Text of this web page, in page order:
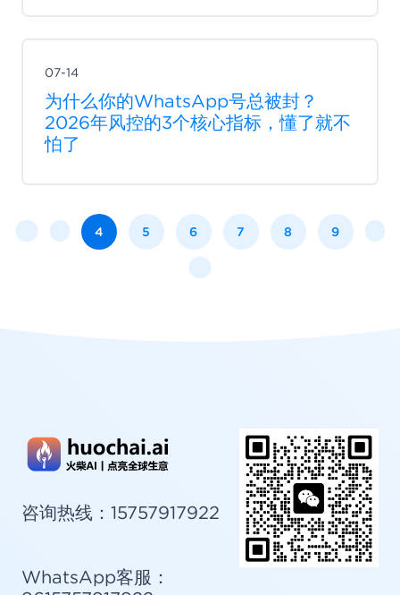
07-14
为什么你的WhatsApp号总被封？
2026年风控的3个核心指标，懂了就不
怕了
4 5 6 7 8 9
咨询热线：15757917922
WhatsApp客服：
微信客服
扫码添加客服